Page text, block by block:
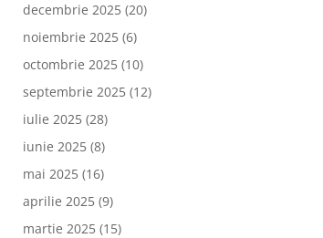
decembrie 2025 (20)
noiembrie 2025 (6)
octombrie 2025 (10)
septembrie 2025 (12)
iulie 2025 (28)
iunie 2025 (8)
mai 2025 (16)
aprilie 2025 (9)
martie 2025 (15)